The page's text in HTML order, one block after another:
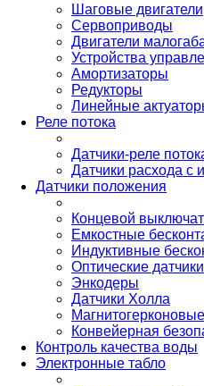
Шаговые двигатели
Сервоприводы
Двигатели
Устройства
Амортизаторы
Редукторы
Линейные
Реле потока
Датчики-реле
Датчики расхода
Датчики положения
Концевой
Емкостные
Индуктивные
Оптические
Энкодеры
Датчики Холла
Конвейерная
Контроль качества воды
Электронные табло